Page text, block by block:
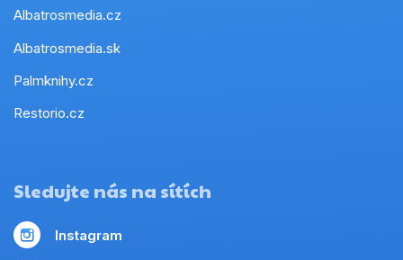
Albatrosmedia.cz
Albatrosmedia.sk
Palmknihy.cz
Restorio.cz
Sledujte nás na sítích
Instagram